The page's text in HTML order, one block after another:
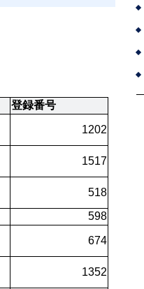
登録番号
1202
1517
518
598
674
1352